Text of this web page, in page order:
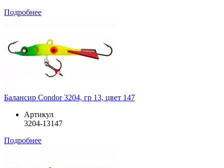
Подробнее
Балансир Condor 3204, гр 13, цвет 147
Артикул
3204-13147
Подробнее